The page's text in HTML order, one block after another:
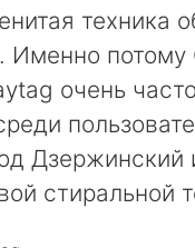
техника
Именно потому
очень
Дзержинский
стиральной